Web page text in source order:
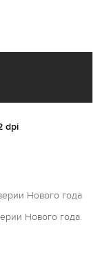
dpi
Нового года
Нового года.